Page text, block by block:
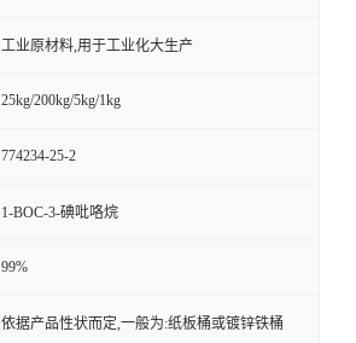
工业原材料,用于工业化大生产
25kg/200kg/5kg/1kg
774234-25-2
1-BOC-3-碘吡咯烷
99%
依据产品性状而定,一般为:纸板桶或镀锌铁桶